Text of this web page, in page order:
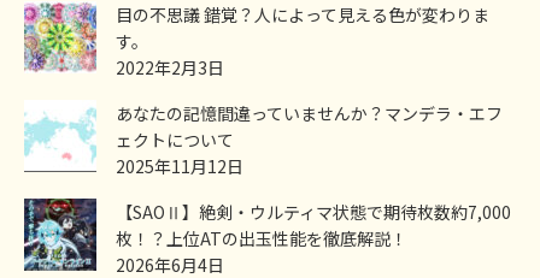
目の不思議 錯覚？人によって見える色が変わりま
す。
2022年2月3日
あなたの記憶間違っていませんか？マンデラ・エフ
ェクトについて
2025年11月12日
【SAOⅡ】絶剣・ウルティマ状態で期待枚数約7,000
枚！？上位ATの出玉性能を徹底解説！
2026年6月4日